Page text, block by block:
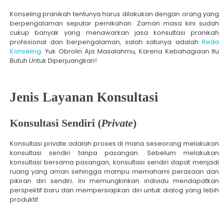
Konseling pranikah tentunya harus dilakukan dengan orang yang
berpengalaman seputar pernikahan. Zaman masa kini sudah
cukup banyak yang menawarkan jasa konsultasi pranikah
profesional dan berpengalaman, salah satunya adalah Reda
Konseling. Yuk Obrolin Aja Masalahmu, Karena Kebahagiaan Itu
Butuh Untuk Diperjuangkan!
Jenis Layanan Konsultasi
Konsultasi Sendiri (Private)
Konsultasi private adalah proses di mana seseorang melakukan
konsultasi sendiri tanpa pasangan. Sebelum melakukan
konsultasi bersama pasangan, konsultasi sendiri dapat menjadi
ruang yang aman sehingga mampu memahami perasaan dan
pikiran diri sendiri. Ini memungkinkan individu mendapatkan
perspektif baru dan mempersiapkan diri untuk dialog yang lebih
produktif.